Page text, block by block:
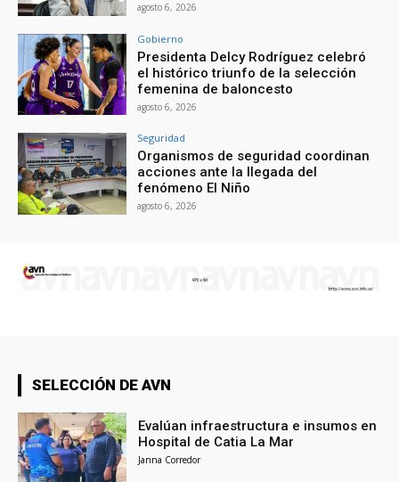
agosto 6, 2026
Gobierno
Presidenta Delcy Rodríguez celebró
el histórico triunfo de la selección
femenina de baloncesto
agosto 6, 2026
Seguridad
Organismos de seguridad coordinan
acciones ante la llegada del
fenómeno El Niño
agosto 6, 2026
SELECCIÓN DE AVN
Evalúan infraestructura e insumos en
Hospital de Catia La Mar
Janna Corredor